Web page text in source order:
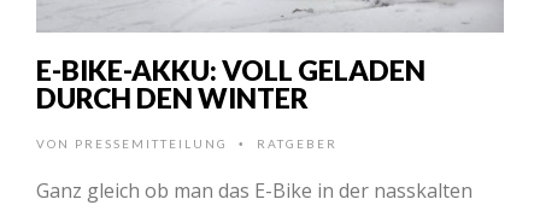
E-BIKE-AKKU: VOLL GELADEN
DURCH DEN WINTER
VON PRESSEMITTEILUNG • RATGEBER
Ganz gleich ob man das E-Bike in der nasskalten